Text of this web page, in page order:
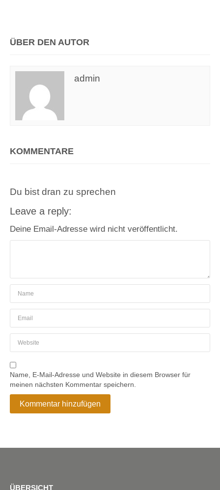
ÜBER DEN AUTOR
admin
KOMMENTARE
Du bist dran zu sprechen
Leave a reply:
Deine Email-Adresse wird nicht veröffentlicht.
Name, E-Mail-Adresse und Website in diesem Browser für
meinen nächsten Kommentar speichern.
ÜBERSICHT